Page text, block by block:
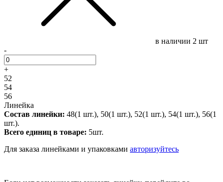
в наличии 2 шт
-
+
52
54
56
Линейка
Состав линейки: 48(1 шт.), 50(1 шт.), 52(1 шт.), 54(1 шт.), 56(1
шт.).
Всего единиц в товаре: 5шт.
Для заказа линейками и упаковками авторизуйтесь